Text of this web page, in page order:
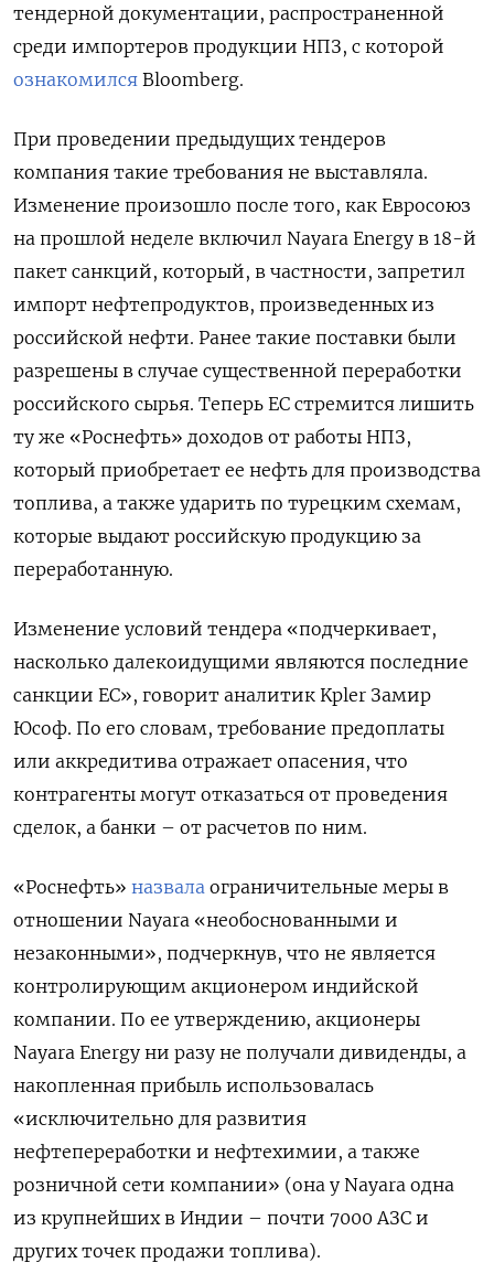
тендерной документации, распространенной
среди импортеров продукции НПЗ, с которой
ознакомился Bloomberg.
При проведении предыдущих тендеров
компания такие требования не выставляла.
Изменение произошло после того, как Евросоюз
на прошлой неделе включил Nayara Energy в 18-й
пакет санкций, который, в частности, запретил
импорт нефтепродуктов, произведенных из
российской нефти. Ранее такие поставки были
разрешены в случае существенной переработки
российского сырья. Теперь ЕС стремится лишить
ту же «Роснефть» доходов от работы НПЗ,
который приобретает ее нефть для производства
топлива, а также ударить по турецким схемам,
которые выдают российскую продукцию за
переработанную.
Изменение условий тендера «подчеркивает,
насколько далекоидущими являются последние
санкции ЕС», говорит аналитик Kpler Замир
Юсоф. По его словам, требование предоплаты
или аккредитива отражает опасения, что
контрагенты могут отказаться от проведения
сделок, а банки – от расчетов по ним.
«Роснефть» назвала ограничительные меры в
отношении Nayara «необоснованными и
незаконными», подчеркнув, что не является
контролирующим акционером индийской
компании. По ее утверждению, акционеры
Nayara Energy ни разу не получали дивиденды, а
накопленная прибыль использовалась
«исключительно для развития
нефтепереработки и нефтехимии, а также
розничной сети компании» (она у Nayara одна
из крупнейших в Индии – почти 7000 АЗС и
других точек продажи топлива).